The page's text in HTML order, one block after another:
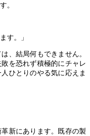
。
す。」
、結局何もできません。
を恐れず積極的にチャレ
ひとりのやる気に応えま
新にあります。既存の製